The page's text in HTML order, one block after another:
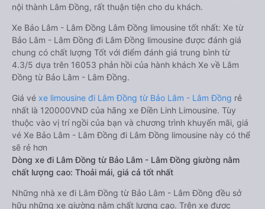
nội thành Lâm Đồng, rất thuận tiện cho du khách.
Xe Bảo Lâm - Lâm Đồng Lâm Đồng limousine tốt nhất: Xe từ
Bảo Lâm - Lâm Đồng đi Lâm Đồng limousine được đánh giá
chung có chất lượng Tốt với điểm đánh giá trung bình từ
4.3/5 dựa trên 16053 phản hồi của hành khách Xe về Lâm
Đồng từ Bảo Lâm - Lâm Đồng.
Giá vé xe limousine đi Lâm Đồng từ Bảo Lâm - Lâm Đồng rẻ
nhất là 120000VND của hãng xe Điền Linh Limousine. Tùy
thuộc vào vị trí ngồi của bạn và chương trình khuyến mãi, giá
vé Xe Bảo Lâm - Lâm Đồng đi Lâm Đồng limousine này có thể
sẽ rẻ hơn
Dòng xe đi Lâm Đồng từ Bảo Lâm - Lâm Đồng giường nằm
chất lượng cao: Thoải mái, giá cả tốt nhất
Những nhà xe đi Lâm Đồng từ Bảo Lâm - Lâm Đồng đều sở
hữu những xe giường nằm chất lượng cao. Trên xe được